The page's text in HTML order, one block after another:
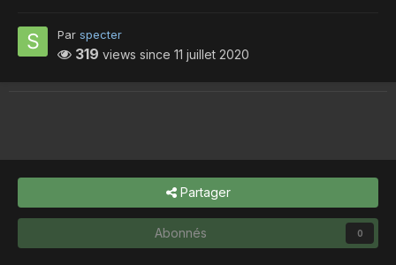
Par specter
319 views since 11 juillet 2020
Partager
Abonnés 0